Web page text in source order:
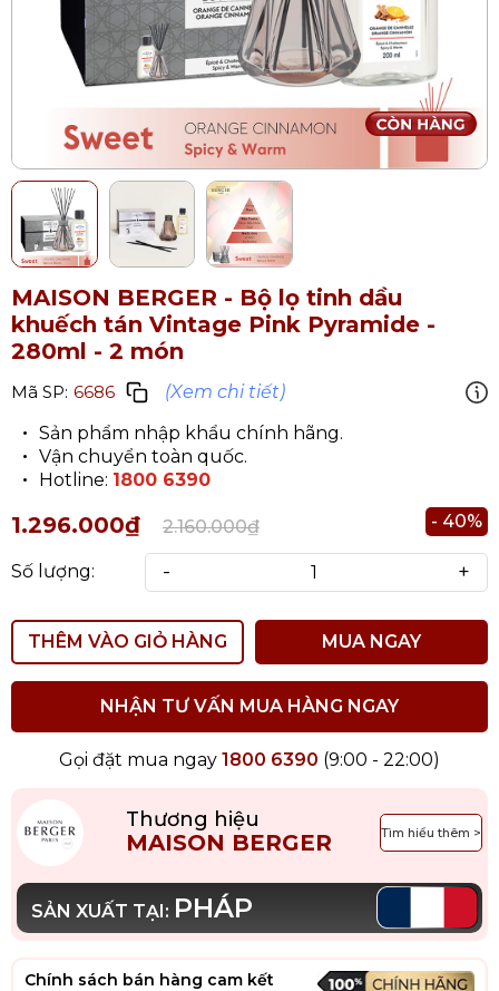
MAISON BERGER - Bộ lọ tinh dầu
khuếch tán Vintage Pink Pyramide -
280ml - 2 món
Mã SP: 6686
(Xem chi tiết)
Sản phẩm nhập khẩu chính hãng.
Vận chuyển toàn quốc.
Hotline: 1800 6390
1.296.000₫ 2.160.000₫ - 40%
Số lượng: - +
THÊM VÀO GIỎ HÀNG MUA NGAY
NHẬN TƯ VẤN MUA HÀNG NGAY
Gọi đặt mua ngay 1800 6390 (9:00 - 22:00)
Thương hiệu
MAISON BERGER Tìm hiểu thêm >
SẢN XUẤT TẠI: PHÁP
Chính sách bán hàng cam kết